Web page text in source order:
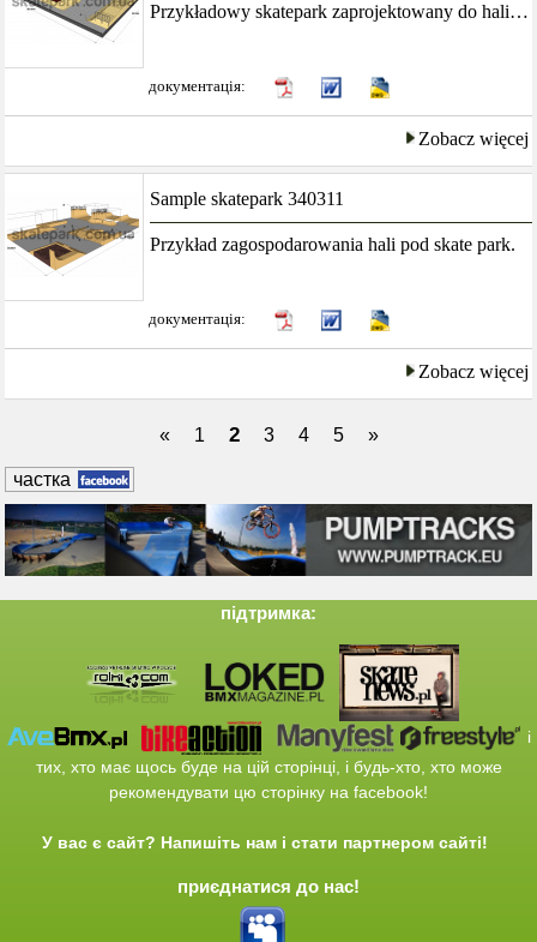
Przykładowy skatepark zaprojektowany do hali z główna myślą o rowerzystach którzy pragną szkolić się w wykonywaniu ewolucji powietrznych.
документація:
Zobacz więcej
Sample skatepark 340311
Przykład zagospodarowania hali pod skate park.
документація:
Zobacz więcej
« 1 2 3 4 5 »
частка
підтримка:
і
тих, хто має щось буде на цій сторінці, і будь-хто, хто може
рекомендувати цю сторінку на facebook!
У вас є сайт? Напишіть нам і стати партнером сайті!
приєднатися до нас!